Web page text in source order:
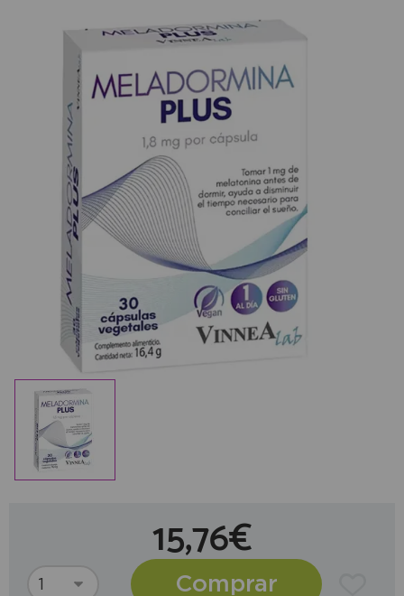
15,76€
Comprar